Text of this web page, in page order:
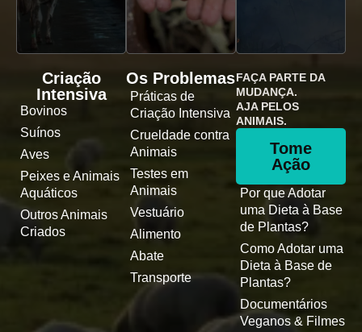
Criação
Intensiva
Bovinos
Suínos
Aves
Peixes e Animais
Aquáticos
Outros Animais
Criados
Os Problemas
Práticas de
Criação Intensiva
Crueldade contra
Animais
Testes em
Animais
Vestuário
Alimento
Abate
Transporte
FAÇA PARTE DA
MUDANÇA.
AJA PELOS
ANIMAIS.
Tome
Ação
Por que Adotar
uma Dieta à Base
de Plantas?
Como Adotar uma
Dieta à Base de
Plantas?
Documentários
Veganos & Filmes